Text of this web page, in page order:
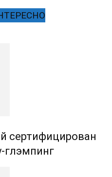
сертифицирован
глэмпинг